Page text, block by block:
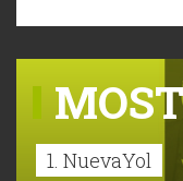
1. NuevaYol